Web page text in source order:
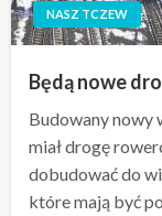
NASZ TCZEW
Będą nowe
Budowany nowy
miał drogę
dobudować do
które mają być